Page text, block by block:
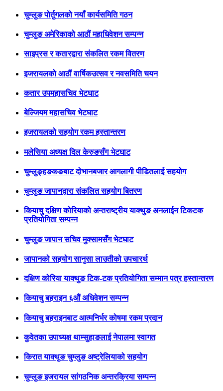
चुम्लुङ पोर्तुगलको नयाँ कार्यसमिति गठन
चुम्लुङ अमेरिकाको आठौं महाधिवेशन सम्पन्न
साइप्रस र कतारद्वारा संकलित रकम वितरण
इजरायलको आठौं वार्षिकउत्सव र नवसमिति चयन
कतार उपमहासचिव भेटघाट
बेल्जियम महासचिव भेटघाट
इजरायलको सहयोग रकम हस्तान्तरण
मलेसिया अध्यक्ष दिल केरुङसँग भेटघाट
चुम्लुङ्हङकङबाट दोभानबजार आगलागी पीडितलाई सहयोग
चुम्लुङ जापानद्वारा संकलित सहयोग बितरण
कियाचु दक्षिण कोरियाको अन्तराष्ट्रीय याक्थुङ अनलाईन टिकटक
प्रतियोगिता सम्पन्न
चुम्लुङ जापान सचिव मुक्सामसँग भेटघाट
जापानको सहयोग सानुसा लाउतीको उपचारर्थ
दक्षिण कोरिया याक्थुङ टिक-टक प्रतियोगिता सम्मान पत्र हस्तान्तरण
कियाचु बहराइन ६औं अधिवेशन सम्पन्न
कियाचु बहराइनबाट आत्मनिर्भर कोषमा रकम प्रदान
कुवेतका उपाध्यक्ष थाम्सुहाङलाई नेपालमा स्वागत
किरात याक्थुङ चुम्लुङ अष्ट्रेलियाको सहयोग
चुम्लुङ इजरायल सांगठनिक अन्तरक्रिया सम्पन्न